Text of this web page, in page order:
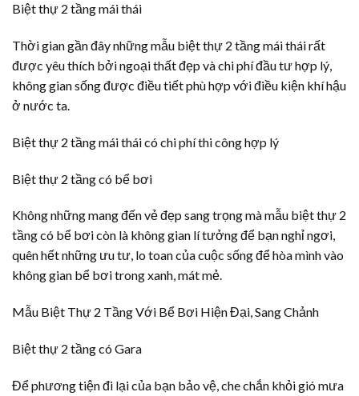
Biệt thự 2 tầng mái thái
Thời gian gần đây những mẫu biệt thự 2 tầng mái thái rất
được yêu thích bởi ngoại thất đẹp và chi phí đầu tư hợp lý,
không gian sống được điều tiết phù hợp với điều kiện khí hậu
ở nước ta.
Biệt thự 2 tầng mái thái có chi phí thi công hợp lý
Biệt thự 2 tầng có bể bơi
Không những mang đến vẻ đẹp sang trọng mà mẫu biệt thự 2
tầng có bể bơi còn là không gian lí tưởng để bạn nghỉ ngơi,
quên hết những ưu tư, lo toan của cuộc sống để hòa mình vào
không gian bể bơi trong xanh, mát mẻ.
Mẫu Biệt Thự 2 Tầng Với Bể Bơi Hiện Đại, Sang Chảnh
Biệt thự 2 tầng có Gara
Để phương tiện đi lại của bạn bảo vệ, che chắn khỏi gió mưa